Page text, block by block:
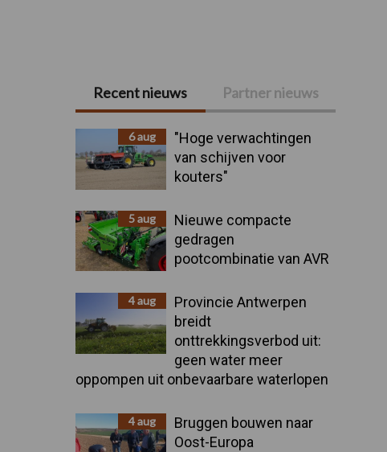
Primaire
Sidebar
Recent nieuws Partner nieuws
6 aug
"Hoge verwachtingen
van schijven voor
kouters"
5 aug
Nieuwe compacte
gedragen
pootcombinatie van AVR
4 aug
Provincie Antwerpen
breidt
onttrekkingsverbod uit:
geen water meer
oppompen uit onbevaarbare waterlopen
4 aug
Bruggen bouwen naar
Oost-Europa